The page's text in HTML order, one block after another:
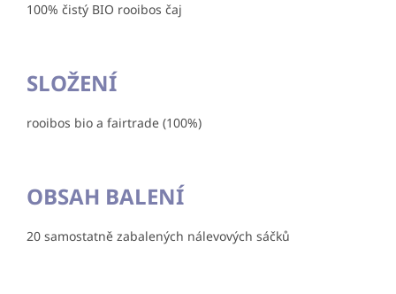
100% čistý BIO rooibos čaj
SLOŽENÍ
rooibos bio a fairtrade (100%)
OBSAH BALENÍ
20 samostatně zabalených nálevových sáčků